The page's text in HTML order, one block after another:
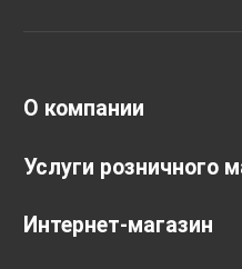
О компании
Услуги розничного
Интернет-магазин